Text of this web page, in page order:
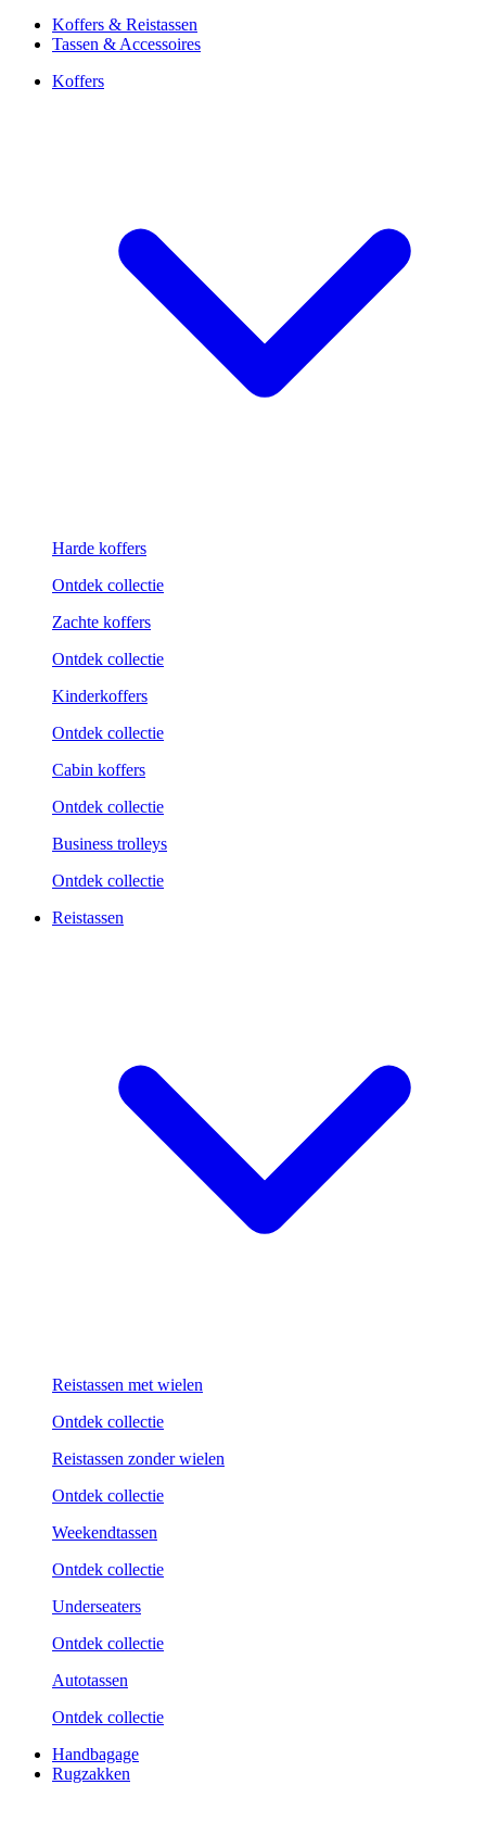
Koffers & Reistassen
Tassen & Accessoires
Koffers
Harde koffers
Ontdek collectie
Zachte koffers
Ontdek collectie
Kinderkoffers
Ontdek collectie
Cabin koffers
Ontdek collectie
Business trolleys
Ontdek collectie
Reistassen
Reistassen met wielen
Ontdek collectie
Reistassen zonder wielen
Ontdek collectie
Weekend­tassen
Ontdek collectie
Underseaters
Ontdek collectie
Autotassen
Ontdek collectie
Handbagage
Rugzakken